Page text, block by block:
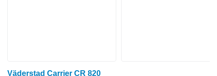
Väderstad Carrier CR 820